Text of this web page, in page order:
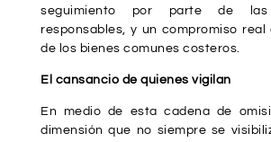
seguimiento por parte de las
responsables, y un compromiso
de los bienes comunes costeros.
El cansancio de quienes vigilan
En medio de esta cadena de
dimensión que no siempre se